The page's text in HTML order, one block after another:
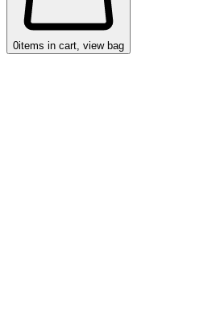
0items in cart, view bag